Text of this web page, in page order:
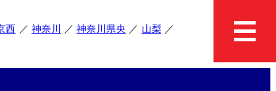
西 神奈川 神奈川県央
山梨